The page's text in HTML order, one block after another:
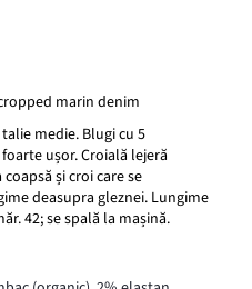
marin denim
medie. Blugi cu 5
ușor. Croială lejeră
și croi care se
deasupra gleznei. Lungime
42; se spală la mașină.